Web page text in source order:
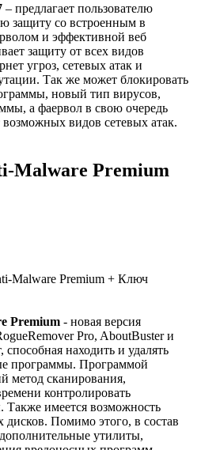
– предлагает пользователю
защиту со встроенным в
и эффективной веб
защиту от всех видов
угроз, сетевых атак и
Так же может блокировать
новый тип вирусов,
а фаервол в свою очередь
видов сетевых атак.
Malware Premium
Premium - новая версия
Pro, AboutBuster и
находить и удалять
программы. Программой
метод сканирования,
контролировать
Также имеется возможность
дисков. Помимо этого, в состав
утилиты,